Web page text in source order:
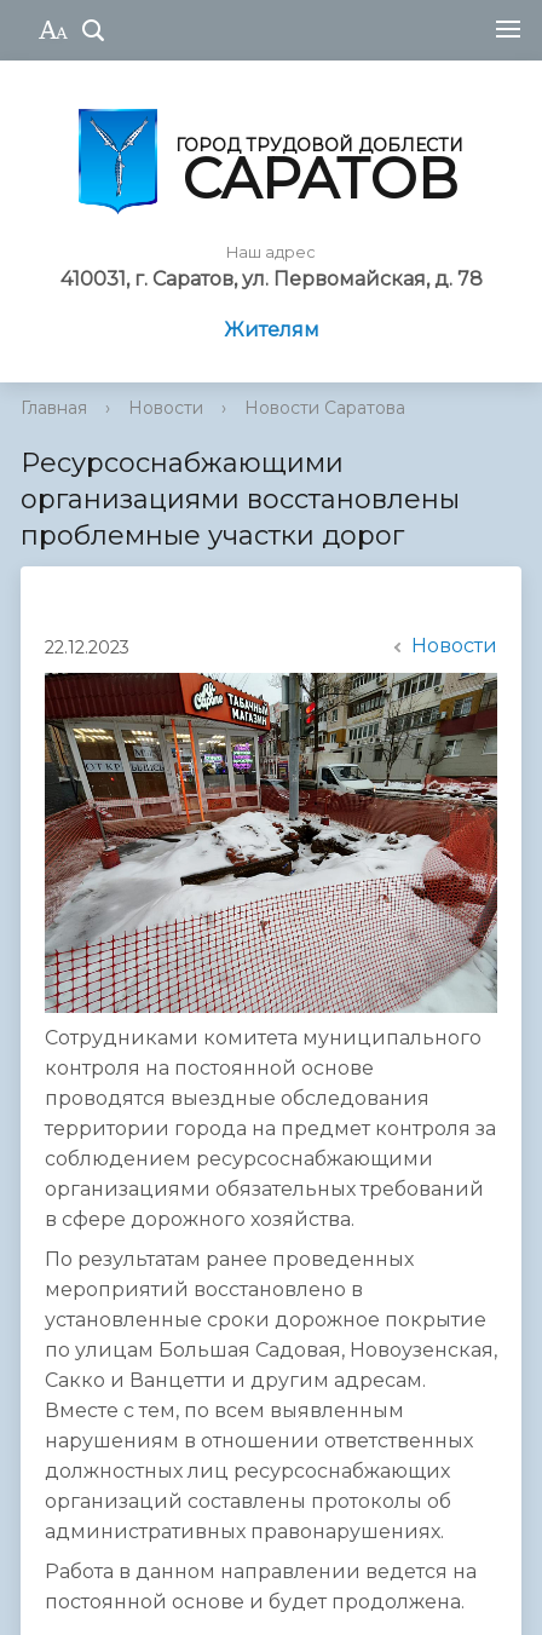
ГОРОД ТРУДОВОЙ ДОБЛЕСТИ
САРАТОВ
Наш адрес
410031, г. Саратов, ул. Первомайская, д. 78
Жителям
Главная › Новости › Новости Саратова
Ресурсоснабжающими
организациями восстановлены
проблемные участки дорог
22.12.2023 Новости
Сотрудниками комитета муниципального
контроля на постоянной основе
проводятся выездные обследования
территории города на предмет контроля за
соблюдением ресурсоснабжающими
организациями обязательных требований
в сфере дорожного хозяйства.
По результатам ранее проведенных
мероприятий восстановлено в
установленные сроки дорожное покрытие
по улицам Большая Садовая, Новоузенская,
Сакко и Ванцетти и другим адресам.
Вместе с тем, по всем выявленным
нарушениям в отношении ответственных
должностных лиц ресурсоснабжающих
организаций составлены протоколы об
административных правонарушениях.
Работа в данном направлении ведется на
постоянной основе и будет продолжена.